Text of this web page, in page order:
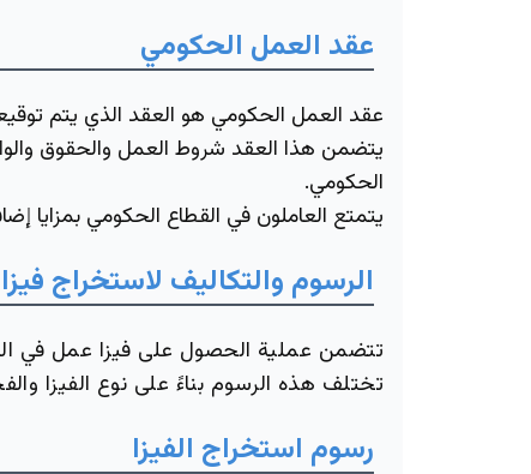
عقد العمل الحكومي
عقد العمل الحكومي هو العقد الذي يتم
يتضمن هذا العقد شروط العمل والحقوق
الحكومي.
يتمتع العاملون في القطاع الحكومي بمزايا
الرسوم والتكاليف لاستخراج
تتضمن عملية الحصول على فيزا عمل في
تختلف هذه الرسوم بناءً على نوع الفيزا
رسوم استخراج الفيزا